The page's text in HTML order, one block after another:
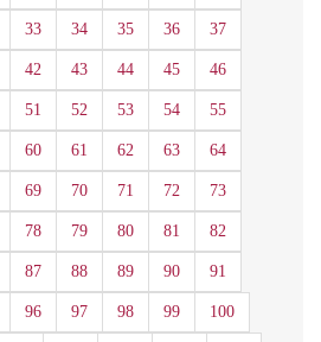
33 34 35 36 37
42 43 44 45 46
51 52 53 54 55
60 61 62 63 64
69 70 71 72 73
78 79 80 81 82
87 88 89 90 91
96 97 98 99 100